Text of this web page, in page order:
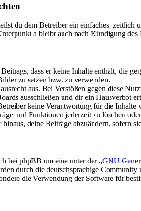
du dem Betreiber ein einfaches,
a bleibt auch nach Kündigung des
dass er keine Inhalte enthält, die
zu setzen bzw. zu verwenden.
aus. Bei Verstößen gegen diese
ausschließen und dir ein Hausverbot
keine Verantwortung für die
und Funktionen jederzeit zu löschen
deine Beiträge abzuändern, sofern
bei phpBB um eine unter der „GNU
durch die deutschsprachige Community
die Verwendung der Software für